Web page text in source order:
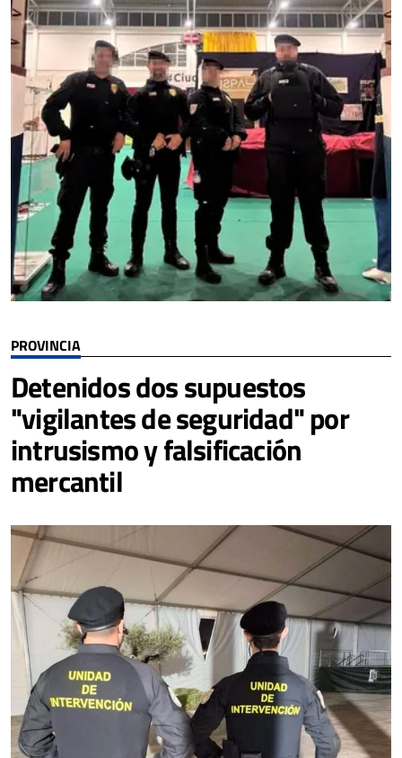
PROVINCIA
Detenidos dos supuestos
"vigilantes de seguridad" por
intrusismo y falsificación
mercantil